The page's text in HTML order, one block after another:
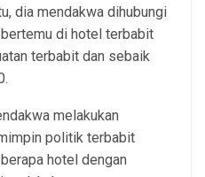
dia mendakwa dihubungi
di hotel terbabit
terbabit dan sebaik
melakukan
politik terbabit
hotel dengan